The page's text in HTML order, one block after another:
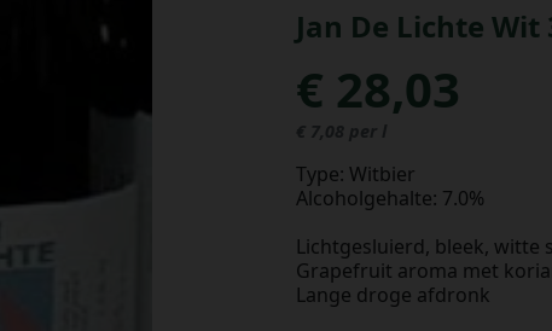
Jan De Lichte Wit
€ 28,03
€ 7,08 per l
Type: Witbier
Alcoholgehalte: 7.0%
Lichtgesluierd, bleek, witte
Grapefruit aroma met
Lange droge afdronk